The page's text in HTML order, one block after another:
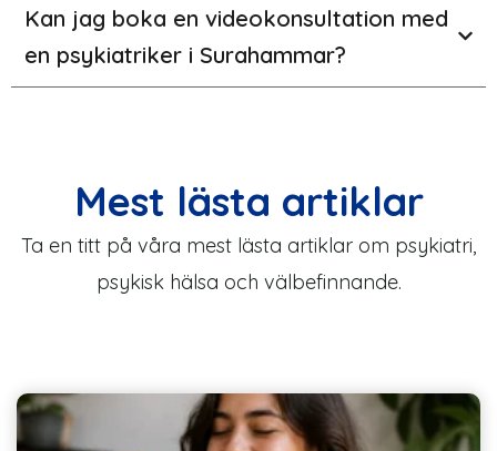
Kan jag boka en videokonsultation med
en psykiatriker i Surahammar?
Mest lästa artiklar
Ta en titt på våra mest lästa artiklar om psykiatri,
psykisk hälsa och välbefinnande.